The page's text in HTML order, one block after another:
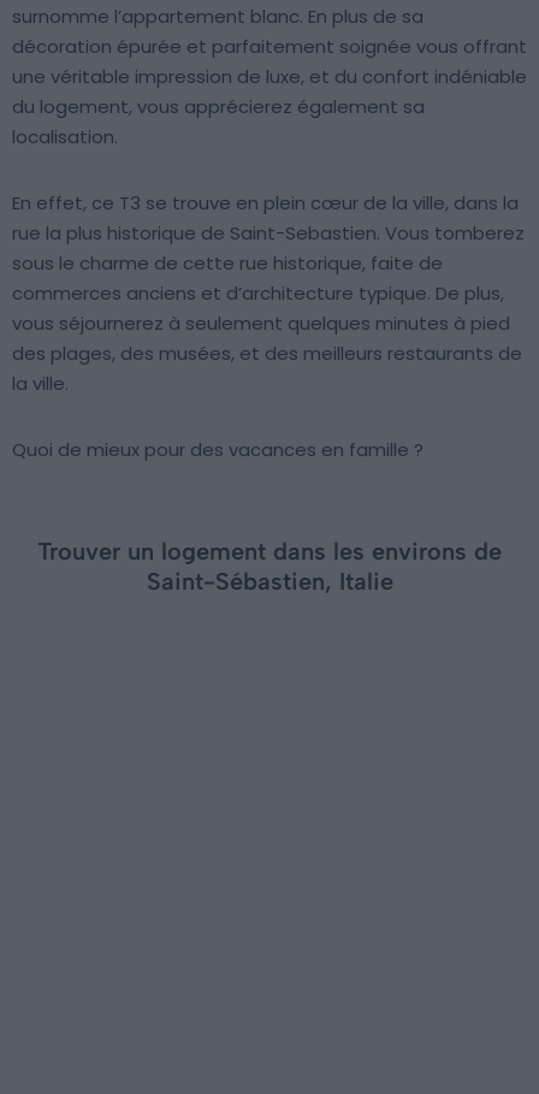
surnomme l’appartement blanc. En plus de sa
décoration épurée et parfaitement soignée vous offrant
une véritable impression de luxe, et du confort indéniable
du logement, vous apprécierez également sa
localisation.
En effet, ce T3 se trouve en plein cœur de la ville, dans la
rue la plus historique de Saint-Sebastien. Vous tomberez
sous le charme de cette rue historique, faite de
commerces anciens et d’architecture typique. De plus,
vous séjournerez à seulement quelques minutes à pied
des plages, des musées, et des meilleurs restaurants de
la ville.
Quoi de mieux pour des vacances en famille ?
Trouver un logement dans les environs de
Saint-Sébastien, Italie